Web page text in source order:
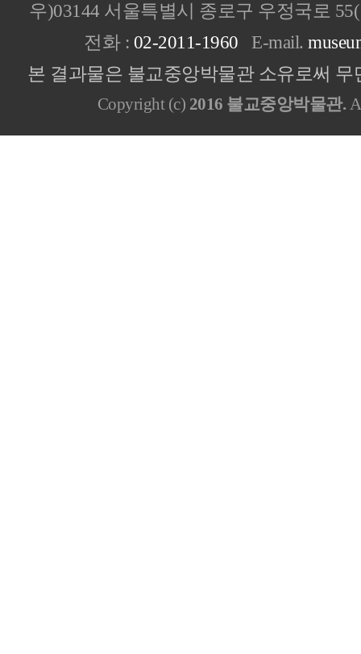
우)03144 서울특별시 종로구 우정국로
전화 : 02-2011-1960 E-mail.
본 결과물은 불교중앙박물관 소유로써
Copyright (c) 2016 불교중앙박물관.